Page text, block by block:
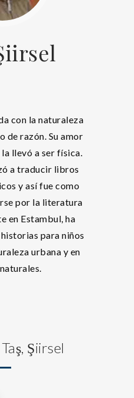
con la naturaleza
de razón. Su amor
llevó a ser física.
a traducir libros
y así fue como
por la literatura
en Estambul, ha
para niños
urbana y en
Şiirsel